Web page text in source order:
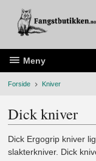
innholdet
Meny
Forside Kniver
Dick kniver
Dick Ergogrip kniver
slakterkniver. Dick